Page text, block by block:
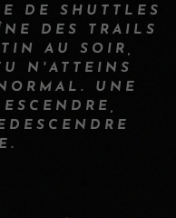
DE SHUTTLES
DES TRAILS
AU SOIR,
N'ATTEINS
UNE